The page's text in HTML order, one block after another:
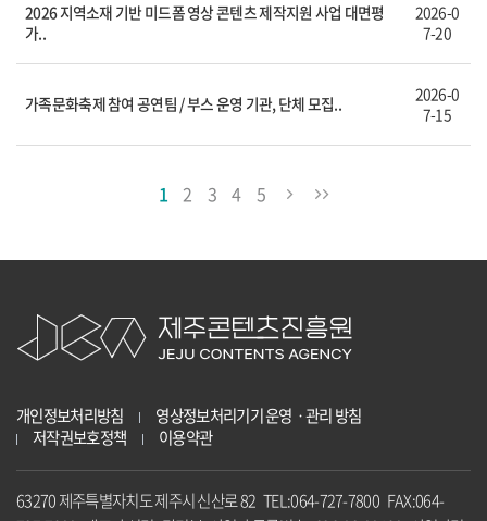
2026 지역소재 기반 미드폼 영상 콘텐츠 제작지원 사업 대면평
가..
2026-0
7-20
가족문화축제 참여 공연팀 / 부스 운영 기관, 단체 모집..
2026-0
7-15
1 2 3 4 5
개인정보처리방침
영상정보처리기기 운영ㆍ관리 방침
저작권보호정책
이용약관
63270 제주특별자치도 제주시 신산로 82 TEL:064-727-7800 FAX:064-